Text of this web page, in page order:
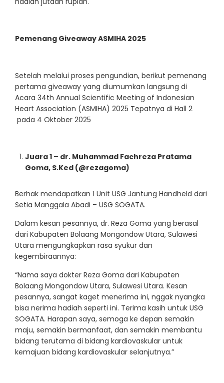
Pemenang Giveaway ASMIHA 2025
Setelah melalui proses pengundian, berikut pemenang
pertama giveaway yang diumumkan langsung di
Acara 34th Annual Scientific Meeting of Indonesian
Heart Association (ASMIHA) 2025 Tepatnya di Hall 2
pada 4 Oktober 2025
Juara 1 – dr. Muhammad Fachreza Pratama
Goma, S.Ked (@rezagoma)
Berhak mendapatkan 1 Unit USG Jantung Handheld dari
Setia Manggala Abadi – USG SOGATA.
Dalam kesan pesannya, dr. Reza Goma yang berasal
dari Kabupaten Bolaang Mongondow Utara, Sulawesi
Utara mengungkapkan rasa syukur dan
kegembiraannya:
“Nama saya dokter Reza Goma dari Kabupaten
Bolaang Mongondow Utara, Sulawesi Utara. Kesan
pesannya, sangat kaget menerima ini, nggak nyangka
bisa nerima hadiah seperti ini. Terima kasih untuk USG
SOGATA. Harapan saya, semoga ke depan semakin
maju, semakin bermanfaat, dan semakin membantu
bidang terutama di bidang kardiovaskular untuk
kemajuan bidang kardiovaskular selanjutnya.”